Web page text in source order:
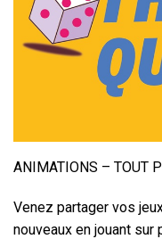
ANIMATIONS – TOUT
Venez partager vos
nouveaux en jouant